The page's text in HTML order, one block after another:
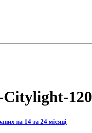
на 14 та 24 місяці